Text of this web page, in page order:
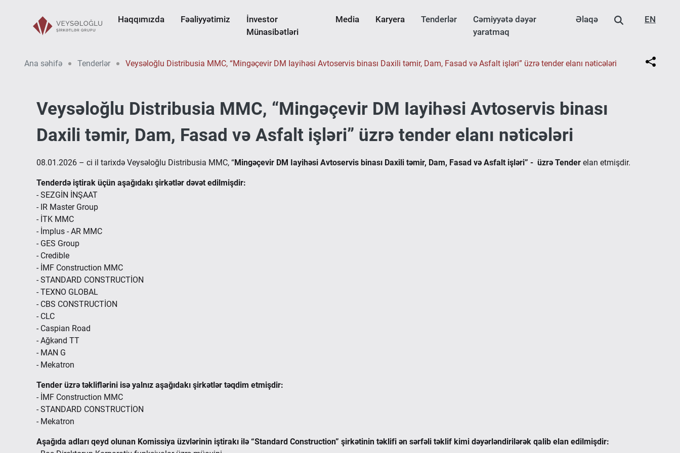
Haqqımızda Fəaliyyətimiz
İnvestor
Münasibətləri
Media Karyera Tenderlər
Cəmiyyətə dəyər
yaratmaq
Əlaqə EN
Ana səhifə Tenderlər Veysəloğlu Distribusia MMC, “Mingəçevir DM Iayihəsi Avtoservis binası Daxili təmir, Dam, Fasad və Asfalt işləri” üzrə tender elanı nəticələri
Veysəloğlu Distribusia MMC, “Mingəçevir DM Iayihəsi Avtoservis binası
Daxili təmir, Dam, Fasad və Asfalt işləri” üzrə tender elanı nəticələri
08.01.2026 – ci il tarixdə Veysəloğlu Distribusia MMC, “Mingəçevir DM Iayihəsi Avtoservis binası Daxili təmir, Dam, Fasad və Asfalt işləri” - üzrə Tender elan etmişdir.
Tenderdə iştirak üçün aşağıdakı şirkətlər dəvət edilmişdir:
- SEZGİN İNŞAAT
- IR Master Group
- İTK MMC
- İmplus - AR MMC
- GES Group
- Credible
- İMF Construction MMC
- STANDARD CONSTRUCTİON
- TEXNO GLOBAL
- CBS CONSTRUCTİON
- CLC
- Caspian Road
- Ağkənd TT
- MAN G
- Mekatron
Tender üzrə təkliflərini isə yalnız aşağıdakı şirkətlər təqdim etmişdir:
- İMF Construction MMC
- STANDARD CONSTRUCTİON
- Mekatron
Aşağıda adları qeyd olunan Komissiya üzvlərinin iştirakı ilə “Standard Construction” şirkətinin təklifi ən sərfəli təklif kimi dəyərləndirilərək qalib elan edilmişdir: